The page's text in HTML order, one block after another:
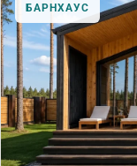
БАРНХАУС